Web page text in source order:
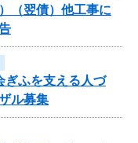
（翌債）他工事に
ぎふを支える人づ
ル募集